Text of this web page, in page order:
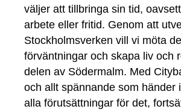
väljer att tillbringa sin tid,
arbete eller fritid. Genom att
Stockholmsverken vill vi möta
förväntningar och skapa liv och
delen av Södermalm. Med
och allt spännande som händer
alla förutsättningar för det,